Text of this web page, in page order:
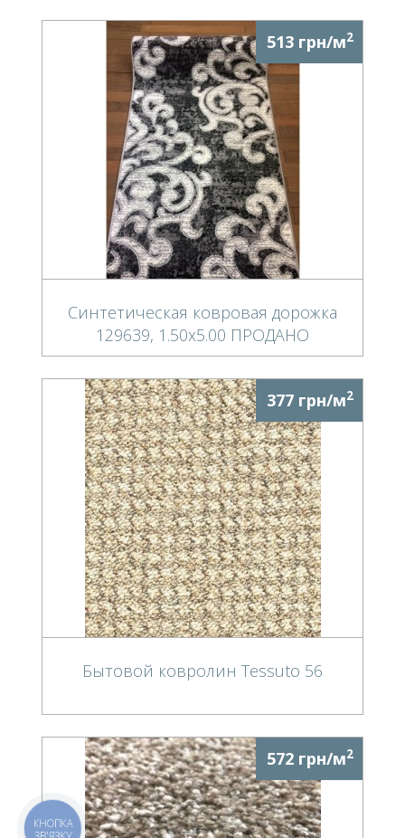
513 грн/м2
Синтетическая ковровая дорожка
129639, 1.50х5.00 ПРОДАНО
377 грн/м2
Бытовой ковролин Tessuto 56
572 грн/м2
КНОПКА
ЗВ'ЯЗКУ